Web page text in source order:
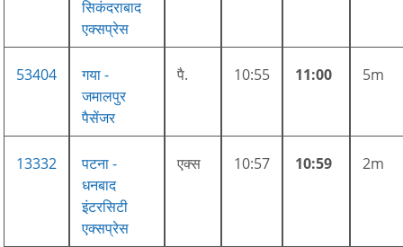
सिकंदराबाद
एक्सप्रेस
53404
गया -
जमालपुर
पैसेंजर
पै. 10:55 11:00 5m
13332
पटना -
धनबाद
इंटरसिटी
एक्सप्रेस
एक्स 10:57 10:59 2m